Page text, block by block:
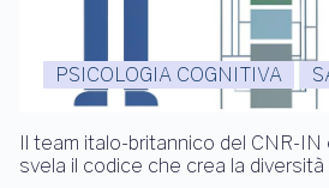
PSICOLOGIA COGNITIVA
Il team italo-britannico del CNR-IN
svela il codice che crea la